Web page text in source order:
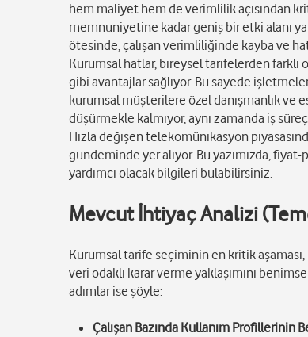
hem maliyet hem de verimlilik açısından
memnuniyetine kadar geniş bir etki alanı
ötesinde, çalışan verimliliğinde kayba ve
Kurumsal hatlar, bireysel tarifelerden
gibi avantajlar sağlıyor. Bu sayede
kurumsal müşterilere özel danışmanlık ve
düşürmekle kalmıyor, aynı zamanda iş
Hızla değişen telekomünikasyon
gündeminde yer alıyor. Bu yazımızda,
yardımcı olacak bilgileri bulabilirsiniz.
Mevcut İhtiyaç Analizi
Kurumsal tarife seçiminin en kritik
veri odaklı karar verme yaklaşımını
adımlar ise şöyle:
Çalışan Bazında Kullanım Profillerinin